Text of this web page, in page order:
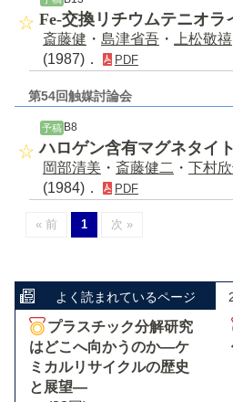
Fe-交換リチウムテニオ
斎藤健 ・ 島津省吾 ・ 上松敬禧
(1987)．
PDF
第54回触媒討論会
予稿 B8
ハロゲン含有マグネタイ
岡部清美 ・ 斎藤健二 ・ 下村
(1984)．
PDF
« 前 1 次 »
よく読まれているページ
プラスチック分解研究
はどこへ向かうのか―ケ
ミカルリサイクルの歴史
と展望―